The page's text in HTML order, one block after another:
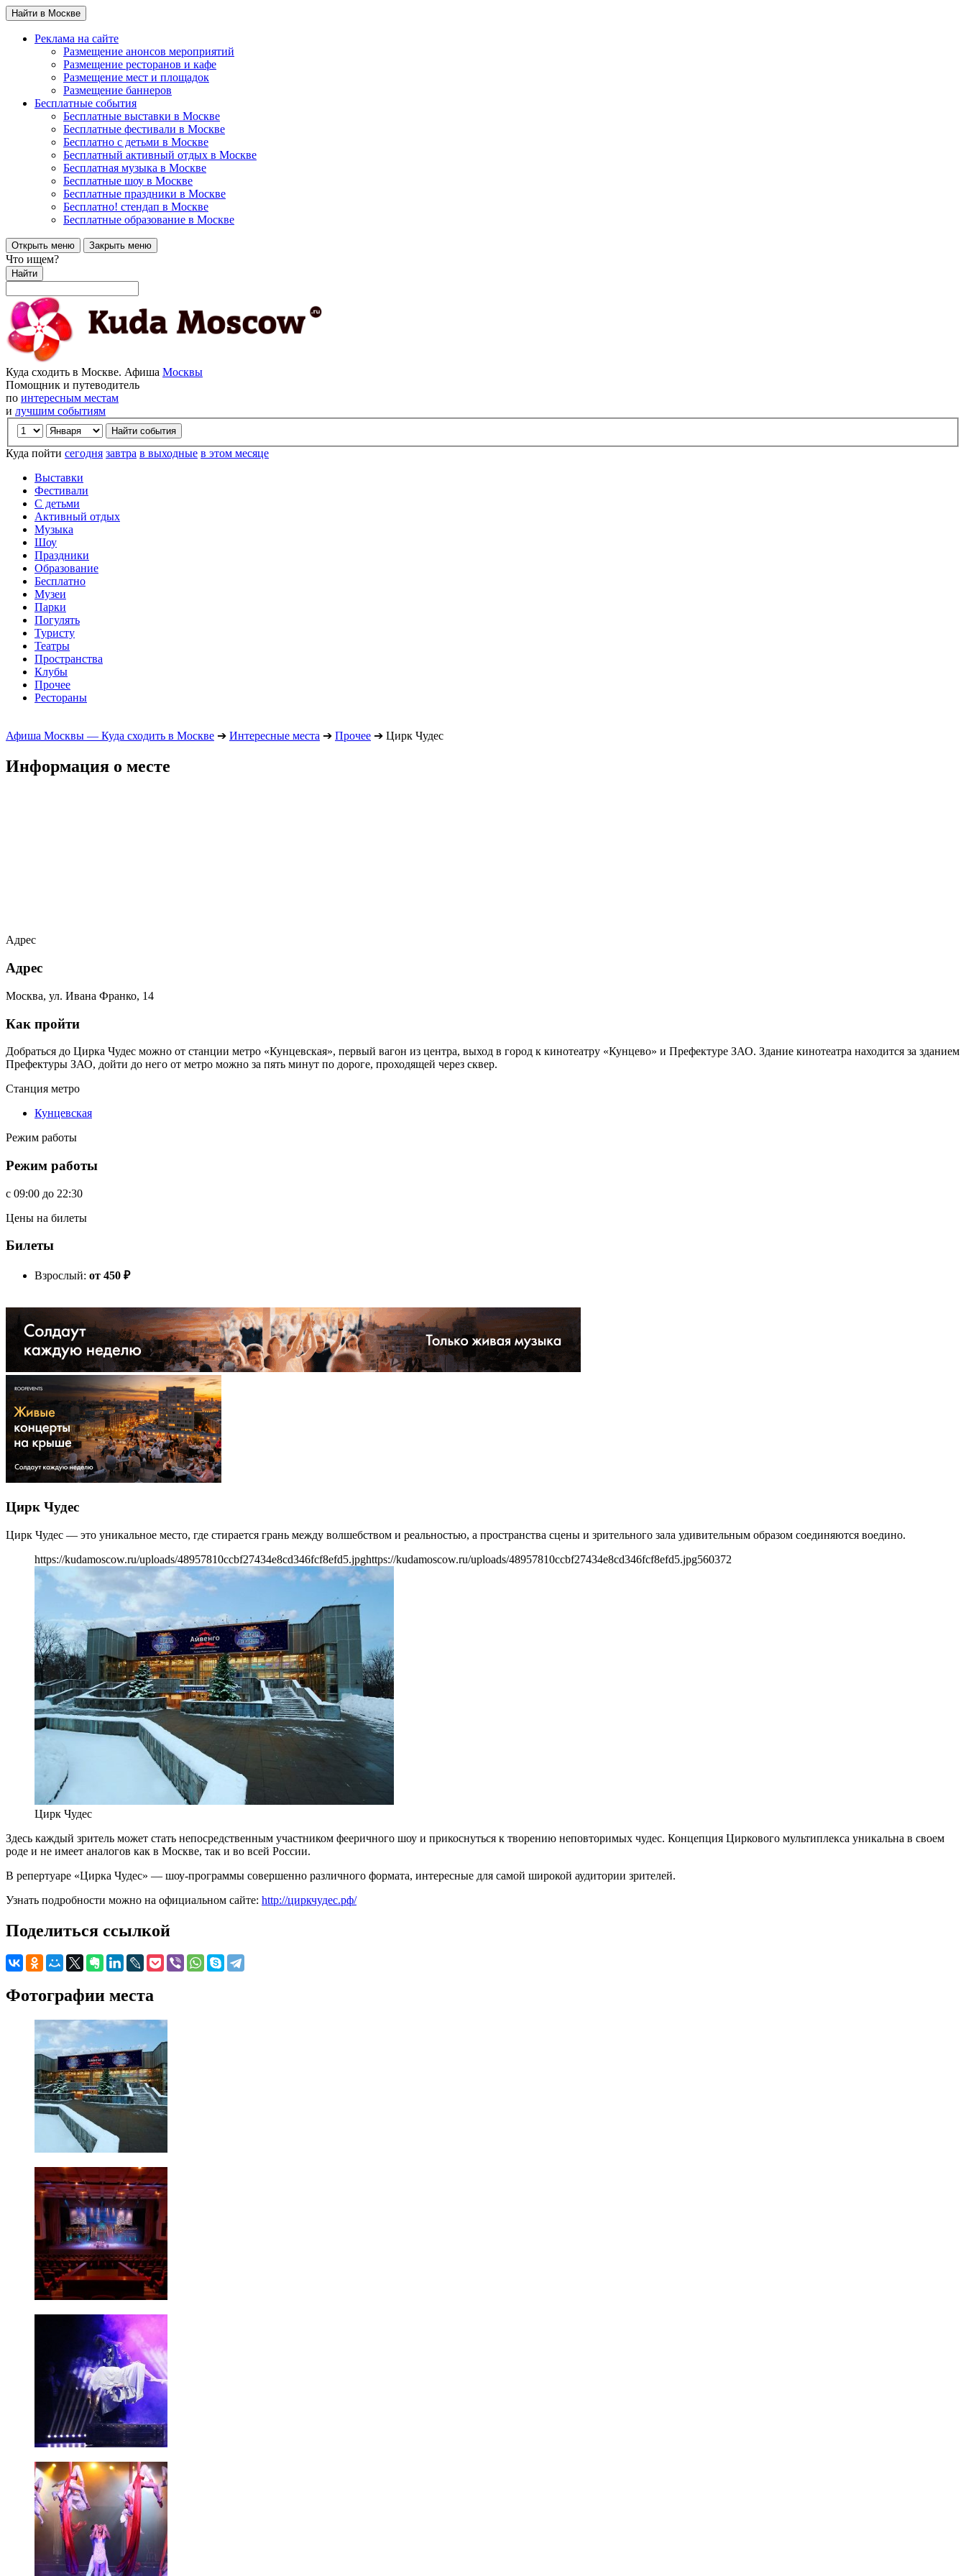
Найти в Москве
Реклама на сайте
Размещение анонсов мероприятий
Размещение ресторанов и кафе
Размещение мест и площадок
Размещение баннеров
Бесплатные события
Бесплатные выставки в Москве
Бесплатные фестивали в Москве
Бесплатно с детьми в Москве
Бесплатный активный отдых в Москве
Бесплатная музыка в Москве
Бесплатные шоу в Москве
Бесплатные праздники в Москве
Бесплатно! стендап в Москве
Бесплатные образование в Москве
Открыть меню Закрыть меню
Что ищем?
Найти
Куда сходить в Москве. Афиша Москвы
Помощник и путеводитель
по интересным местам
и лучшим событиям
Куда пойти сегодня завтра в выходные в этом месяце
Выставки
Фестивали
С детьми
Активный отдых
Музыка
Шоу
Праздники
Образование
Бесплатно
Музеи
Парки
Погулять
Туристу
Театры
Пространства
Клубы
Прочее
Рестораны
Афиша Москвы — Куда сходить в Москве ➔ Интересные места ➔ Прочее ➔ Цирк Чудес
Информация о месте
Адрес
Адрес
Москва, ул. Ивана Франко, 14
Как пройти
Добраться до Цирка Чудес можно от станции метро «Кунцевская», первый вагон из центра, выход в город к кинотеатру «Кунцево» и Префектуре ЗАО. Здание кинотеатра находится за зданием
Префектуры ЗАО, дойти до него от метро можно за пять минут по дороге, проходящей через сквер.
Станция метро
Кунцевская
Режим работы
Режим работы
c 09:00 до 22:30
Цены на билеты
Билеты
Взрослый: от 450 ₽
Цирк Чудес
Цирк Чудес — это уникальное место, где стирается грань между волшебством и реальностью, а пространства сцены и зрительного зала удивительным образом соединяются воедино.
https://kudamoscow.ru/uploads/48957810ccbf27434e8cd346fcf8efd5.jpghttps://kudamoscow.ru/uploads/48957810ccbf27434e8cd346fcf8efd5.jpg560372
Цирк Чудес
Здесь каждый зритель может стать непосредственным участником фееричного шоу и прикоснуться к творению неповторимых чудес. Концепция Циркового мультиплекса уникальна в своем
роде и не имеет аналогов как в Москве, так и во всей России.
В репертуаре «Цирка Чудес» — шоу-программы совершенно различного формата, интересные для самой широкой аудитории зрителей.
Узнать подробности можно на официальном сайте: http://циркчудес.рф/
Поделиться ссылкой
Фотографии места